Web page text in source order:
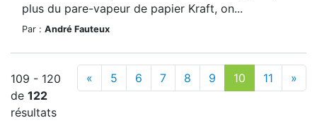
plus du pare-vapeur de papier Kraft, on...
Par : André Fauteux
109 - 120
de 122
résultats
« 5 6 7 8 9 10 11 »